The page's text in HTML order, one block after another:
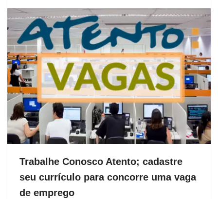
Trabalhe Conosco Atento; cadastre
seu currículo para concorre uma vaga
de emprego